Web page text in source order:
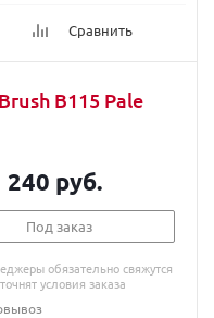
Сравнить
B115 Pale
240 руб.
Под заказ
обязательно свяжутся
условия заказа